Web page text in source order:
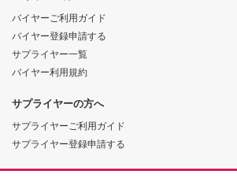
バイヤーご利用ガイド
バイヤー登録申請する
サプライヤー一覧
バイヤー利用規約
サプライヤーの方へ
サプライヤーご利用ガイド
サプライヤー登録申請する